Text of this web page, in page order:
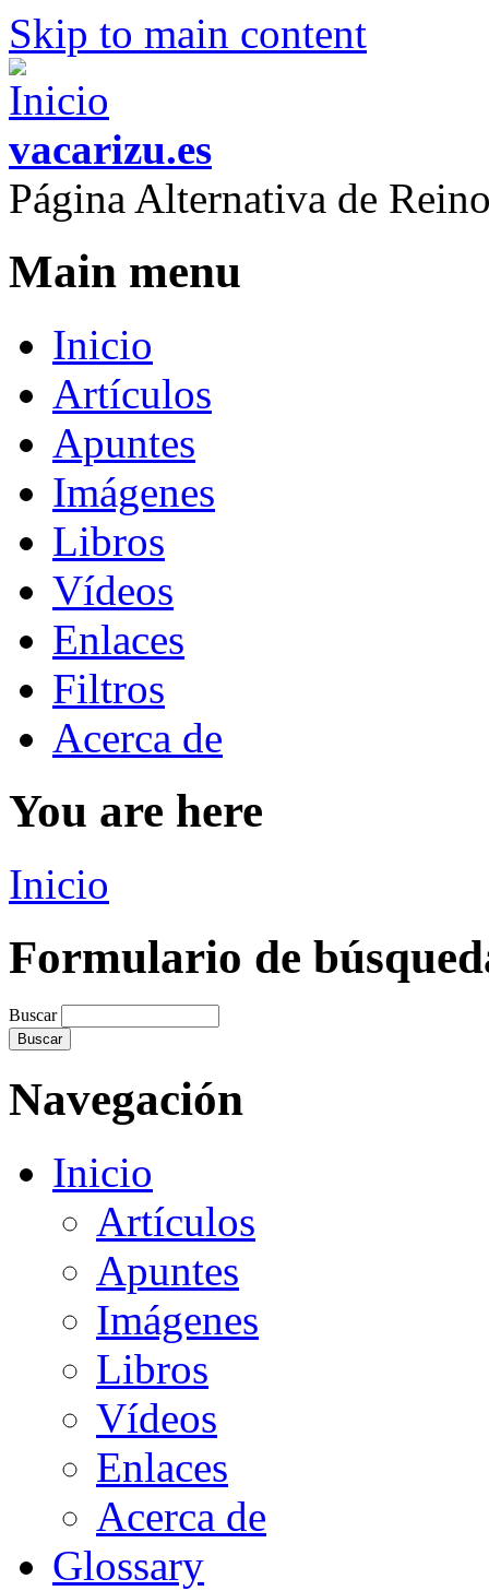
Skip to main content
vacarizu.es
Página Alternativa de
Main menu
Inicio
Artículos
Apuntes
Imágenes
Libros
Vídeos
Enlaces
Filtros
Acerca de
You are here
Inicio
Formulario de
Buscar
Navegación
Inicio
Artículos
Apuntes
Imágenes
Libros
Vídeos
Enlaces
Acerca de
Glossary